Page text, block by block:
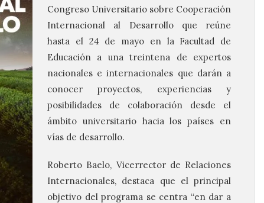
Congreso Universitario sobre Cooperación
Internacional al Desarrollo que reúne
hasta el 24 de mayo en la Facultad de
Educación a una treintena de expertos
nacionales e internacionales que darán a
conocer proyectos, experiencias y
posibilidades de colaboración desde el
ámbito universitario hacia los países en
vías de desarrollo.
Roberto Baelo, Vicerrector de Relaciones
Internacionales, destaca que el principal
objetivo del programa se centra “en dar a